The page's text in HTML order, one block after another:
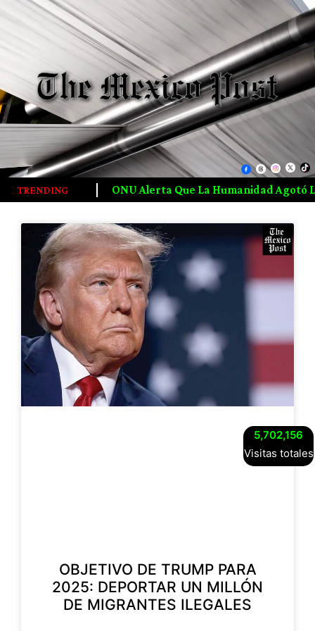
Visitas totales
5,702,156
TRENDINGAgotó Los Recursos Naturales De 2026 Desde
OBJETIVO DE TRUMP PARA
2025: DEPORTAR UN MILLÓN
DE MIGRANTES ILEGALES